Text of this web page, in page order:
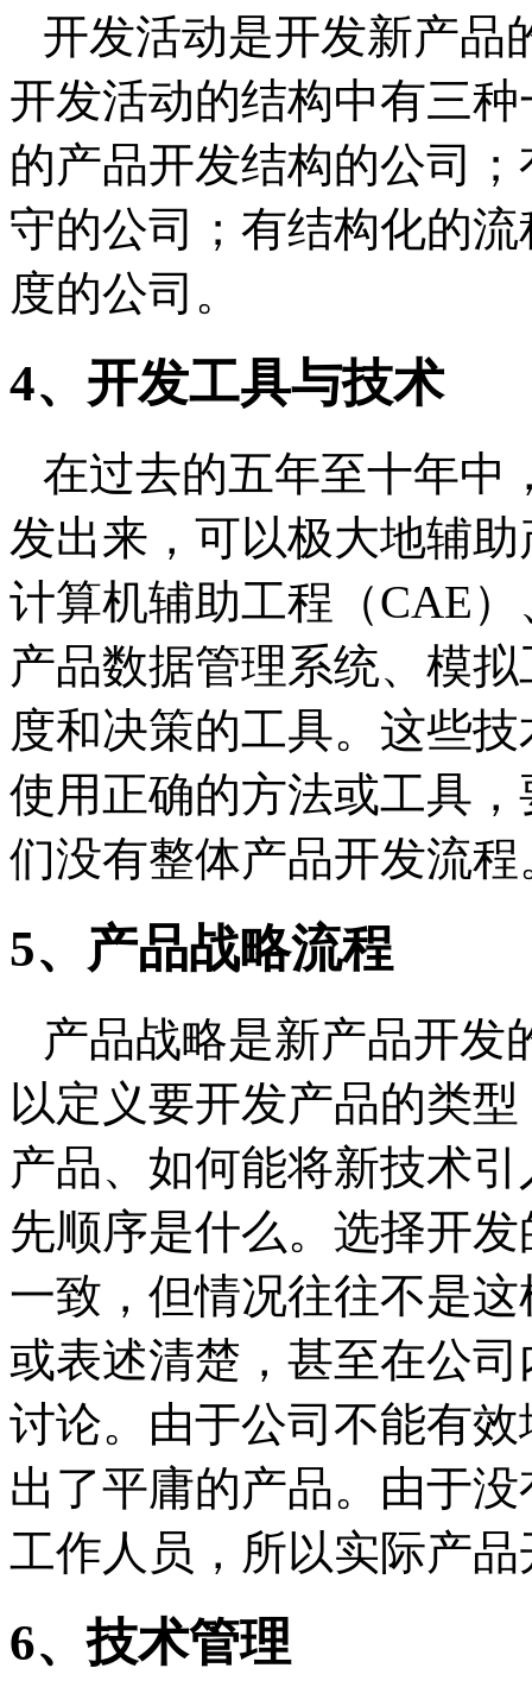
开发活动是开发新产品
开发活动的结构中有三
的产品开发结构的公司
守的公司；有结构化的
度的公司。
4、开发工具与技术
在过去的五年至十年中
发出来，可以极大地辅
计算机辅助工程（CAE
产品数据管理系统、模
度和决策的工具。这些
使用正确的方法或工具
们没有整体产品开发流程
5、产品战略流程
产品战略是新产品开发
以定义要开发产品的类
产品、如何能将新技术
先顺序是什么。选择开
一致，但情况往往不是
或表述清楚，甚至在公
讨论。由于公司不能有
出了平庸的产品。由于
工作人员，所以实际产
6、技术管理